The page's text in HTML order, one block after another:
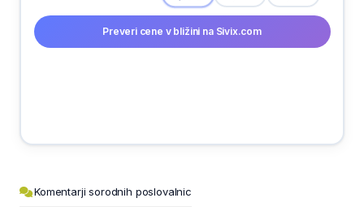
Preveri cene v bližini na Sivix.com
Komentarji sorodnih poslovalnic